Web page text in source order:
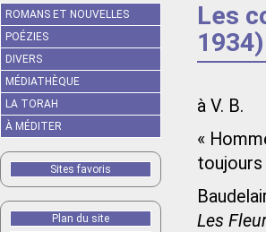
Les
1934)
à V. B.
«
toujours
Les
ROMANS ET NOUVELLES
POÉZIES
DIVERS
MÉDIATHÈQUE
LA TORAH
À MÉDITER
Sites favoris
Plan du site